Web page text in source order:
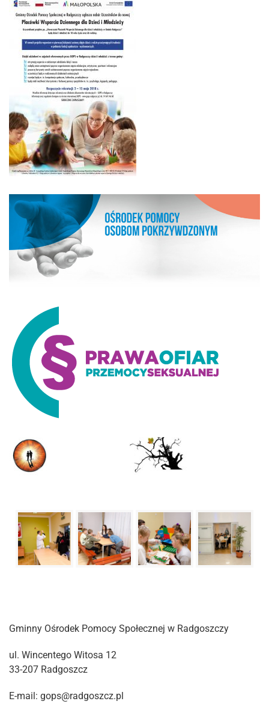
Gminny Ośrodek Pomocy Społecznej w Radgoszczy
ul. Wincentego Witosa 12
33-207 Radgoszcz
E-mail: gops@radgoszcz.pl